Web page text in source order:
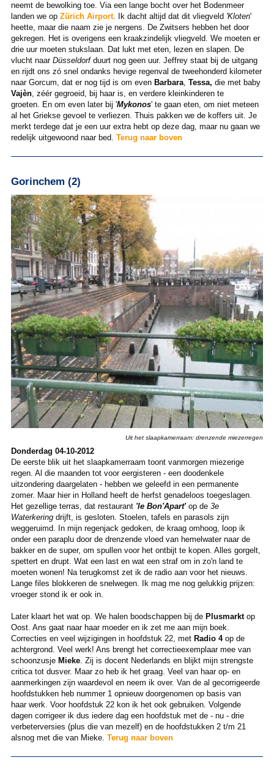
neemt de bewolking toe. Via een lange bocht over het Bodenmeer
landen we op Zürich Airport. Ik dacht altijd dat dit vliegveld 'Kloten'
heette, maar die naam zie je nergens. De Zwitsers hebben het door
gekregen. Het is overigens een kraakzindelijk vliegveld. We moeten er
drie uur moeten stukslaan. Dat lukt met eten, lezen en slapen. De
vlucht naar Düsseldorfduurt nog geen uur. Jeffrey staat bij de uitgang
en rijdt ons zó snel ondanks hevige regenval de tweehonderd kilometer
naar Gorcum, dat er nog tijd is om even Barbara, Tessa, die met baby
Vajèn, zéér gegroeid, bij haar is, en verdere kleinkinderen te
groeten. En om even later bij 'Mykonos' te gaan eten, om niet meteen
al het Griekse gevoel te verliezen. Thuis pakken we de koffers uit. Je
merkt terdege dat je een uur extra hebt op deze dag, maar nu gaan we
redelijk uitgewoond naar bed. Terug naar boven
Gorinchem (2)
Uit het slaapkamerraam: drenzende miezerregen
Donderdag 04-10-2012
De eerste blik uit het slaapkamerraam toont vanmorgen miezerige
regen. Al die maanden tot voor eergisteren - een doodenkele
uitzondering daargelaten - hebben we geleefd in een permanente
zomer. Maar hier in Holland heeft de herfst genadeloos toegeslagen.
Het gezellige terras, dat restaurant 'le Bon'Apart' op de 3e
Waterkeringdrijft, is gesloten. Stoelen, tafels en parasols zijn
weggeruimd. In mijn regenjack gedoken, de kraag omhoog, loop ik
onder een paraplu door de drenzende vloed van hemelwater naar de
bakker en de super, om spullen voor het ontbijt te kopen. Alles gorgelt,
spettert en drupt. Wat een last en wat een straf om in zo'n land te
moeten wonen! Na terugkomst zet ik de radio aan voor het nieuws.
Lange files blokkeren de snelwegen. Ik mag me nog gelukkig prijzen:
vroeger stond ik er ook in.
Later klaart het wat op. We halen boodschappen bij de Plusmarktop
Oost. Ans gaat naar haar moeder en ik zet me aan mijn boek.
Correcties en veel wijzigingen in hoofdstuk 22, met Radio 4op de
achtergrond. Veel werk! Ans brengt het correctieexemplaar mee van
schoonzusje Mieke. Zij is docent Nederlands en blijkt mijn strengste
critica tot dusver. Maar zo heb ik het graag. Veel van haar op- en
aanmerkingen zijn waardevol en neem ik over. Van de al gecorrigeerde
hoofdstukken heb nummer 1 opnieuw doorgenomen op basis van
haar werk. Voor hoofdstuk 22 kon ik het ook gebruiken. Volgende
dagen corrigeer ik dus iedere dag een hoofdstuk met de - nu - drie
verbeterversies (plus die van mezelf) en de hoofdstukken 2 t/m 21
alsnog met die van Mieke. Terug naar boven